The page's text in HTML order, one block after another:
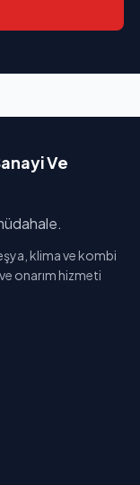
Ve
klima ve kombi
onarım hizmeti